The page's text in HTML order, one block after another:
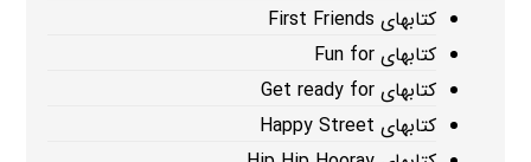
کتابهای First Friends
کتابهای Fun for
کتابهای Get ready for
کتابهای Happy Street